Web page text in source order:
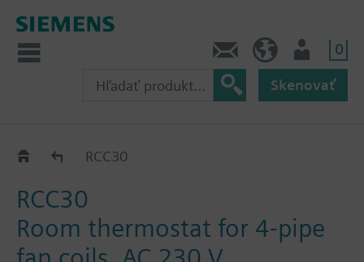
0
Skenovať
RCC.. RCC30
RCC30
Room thermostat for 4-pipe